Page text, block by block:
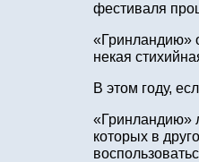
фестиваля
«Гринландию»
некая
В этом году,
«Гринландию»
которых в